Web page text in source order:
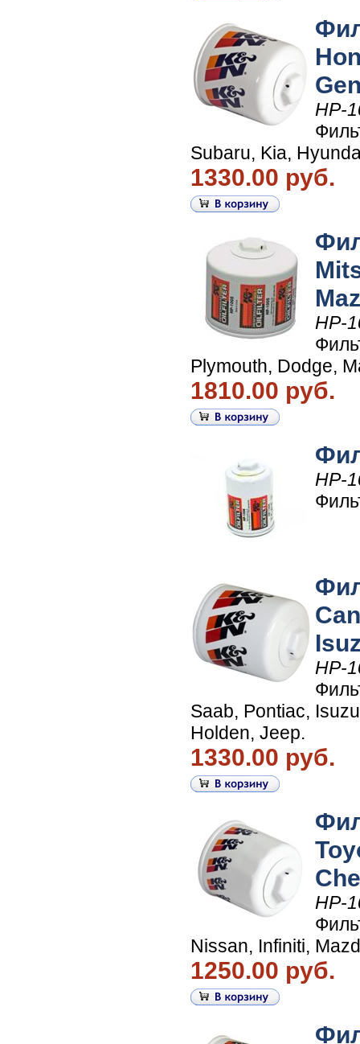
HP-
Subaru, Kia,
1330.00 руб.
HP-
Plymouth, Dodge,
1810.00 руб.
HP-
HP-
Saab, Pontiac,
Holden, Jeep.
1330.00 руб.
HP-
Nissan, Infiniti,
1250.00 руб.